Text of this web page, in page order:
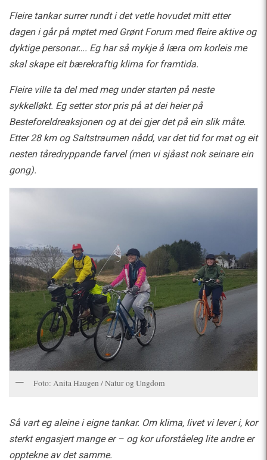
Fleire tankar surrer rundt i det vetle hovudet mitt etter
dagen i går på møtet med Grønt Forum med fleire aktive og
dyktige personar…. Eg har så mykje å læra om korleis me
skal skape eit bærekraftig klima for framtida.
Fleire ville ta del med meg under starten på neste
sykkelløkt. Eg setter stor pris på at dei heier på
Besteforeldreaksjonen og at dei gjer det på ein slik måte.
Etter 28 km og Saltstraumen nådd, var det tid for mat og eit
nesten tåredryppande farvel (men vi sjåast nok seinare ein
gong).
Foto: Anita Haugen / Natur og Ungdom
Så vart eg aleine i eigne tankar. Om klima, livet vi lever i, kor
sterkt engasjert mange er – og kor uforståeleg lite andre er
opptekne av det samme.